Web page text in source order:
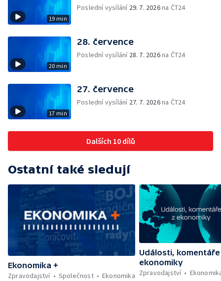
19 min
Poslední vysílání 29. 7. 2026na ČT24
20 min
28. července
Poslední vysílání 28. 7. 2026na ČT24
17 min
27. července
Poslední vysílání 27. 7. 2026na ČT24
Dalších 10 dílů
Ostatní také sledují
Ekonomika +
Zpravodajství
Společnost Ekonomika
Události, komentáře
ekonomiky
Zpravodajství